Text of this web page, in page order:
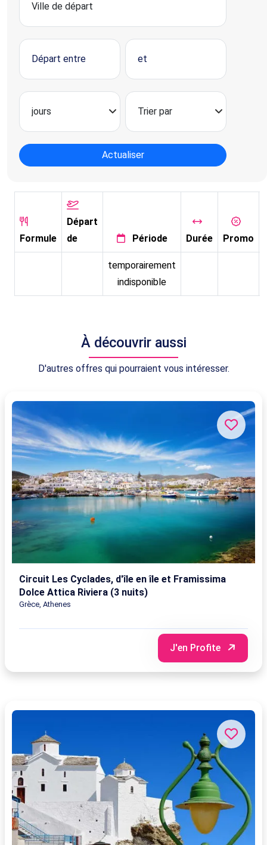
Actualiser
Formule
Départ
de
Période Durée Promo
temporairement
indisponible
À découvrir aussi
D'autres offres qui pourraient vous intéresser.
Circuit Les Cyclades, d'île en île et Framissima
Dolce Attica Riviera (3 nuits)
Grèce, Athenes
J'en Profite